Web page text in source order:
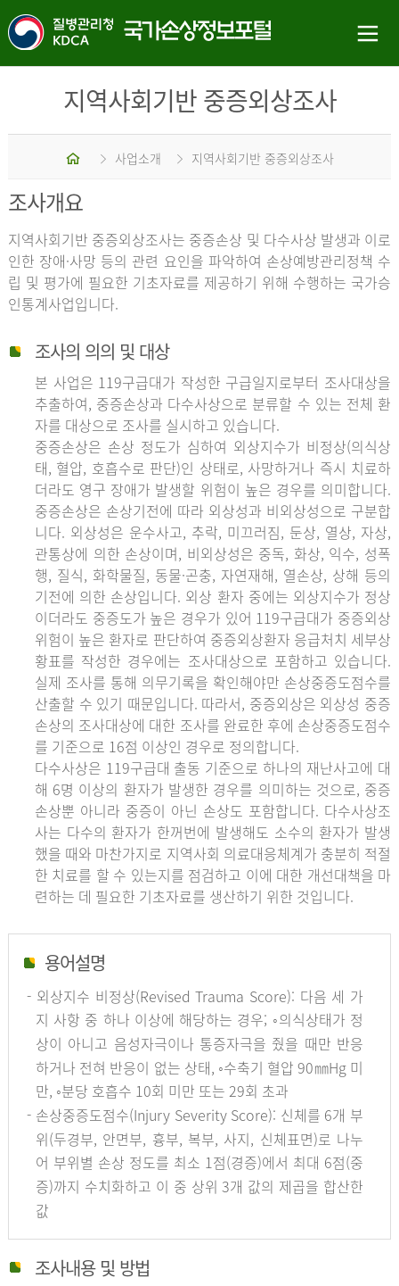
지역사회기반 중증외상조사
홈 사업소개 지역사회기반 중증외상조사
조사개요
지역사회기반 중증외상조사는 중증손상 및 다수사상 발생과 이로
인한 장애·사망 등의 관련 요인을 파악하여 손상예방관리정책 수
립 및 평가에 필요한 기초자료를 제공하기 위해 수행하는 국가승
인통계사업입니다.
조사의 의의 및 대상
본 사업은 119구급대가 작성한 구급일지로부터 조사대상을
추출하여, 중증손상과 다수사상으로 분류할 수 있는 전체 환
자를 대상으로 조사를 실시하고 있습니다.
중증손상은 손상 정도가 심하여 외상지수가 비정상(의식상
태, 혈압, 호흡수로 판단)인 상태로, 사망하거나 즉시 치료하
더라도 영구 장애가 발생할 위험이 높은 경우를 의미합니다.
중증손상은 손상기전에 따라 외상성과 비외상성으로 구분합
니다. 외상성은 운수사고, 추락, 미끄러짐, 둔상, 열상, 자상,
관통상에 의한 손상이며, 비외상성은 중독, 화상, 익수, 성폭
행, 질식, 화학물질, 동물·곤충, 자연재해, 열손상, 상해 등의
기전에 의한 손상입니다. 외상 환자 중에는 외상지수가 정상
이더라도 중증도가 높은 경우가 있어 119구급대가 중증외상
위험이 높은 환자로 판단하여 중증외상환자 응급처치 세부상
황표를 작성한 경우에는 조사대상으로 포함하고 있습니다.
실제 조사를 통해 의무기록을 확인해야만 손상중증도점수를
산출할 수 있기 때문입니다. 따라서, 중증외상은 외상성 중증
손상의 조사대상에 대한 조사를 완료한 후에 손상중증도점수
를 기준으로 16점 이상인 경우로 정의합니다.
다수사상은 119구급대 출동 기준으로 하나의 재난사고에 대
해 6명 이상의 환자가 발생한 경우를 의미하는 것으로, 중증
손상뿐 아니라 중증이 아닌 손상도 포함합니다. 다수사상조
사는 다수의 환자가 한꺼번에 발생해도 소수의 환자가 발생
했을 때와 마찬가지로 지역사회 의료대응체계가 충분히 적절
한 치료를 할 수 있는지를 점검하고 이에 대한 개선대책을 마
련하는 데 필요한 기초자료를 생산하기 위한 것입니다.
용어설명
- 외상지수 비정상(Revised Trauma Score): 다음 세 가
지 사항 중 하나 이상에 해당하는 경우; ◦의식상태가 정
상이 아니고 음성자극이나 통증자극을 줬을 때만 반응
하거나 전혀 반응이 없는 상태, ◦수축기 혈압 90㎜Hg 미
만, ◦분당 호흡수 10회 미만 또는 29회 초과
- 손상중증도점수(Injury Severity Score): 신체를 6개 부
위(두경부, 안면부, 흉부, 복부, 사지, 신체표면)로 나누
어 부위별 손상 정도를 최소 1점(경증)에서 최대 6점(중
증)까지 수치화하고 이 중 상위 3개 값의 제곱을 합산한
값
조사내용 및 방법